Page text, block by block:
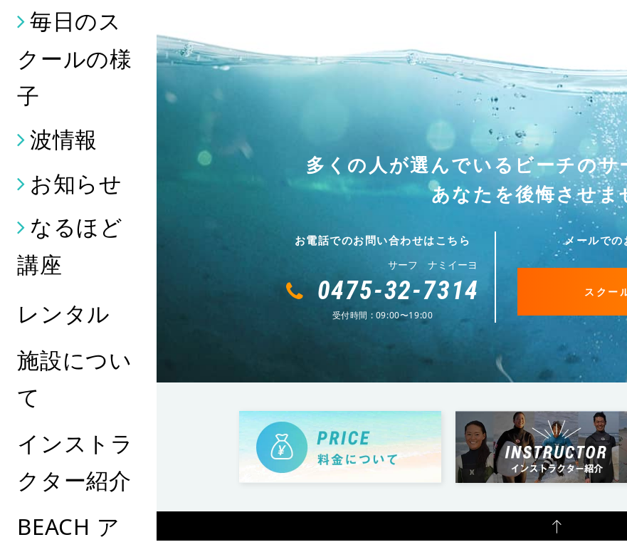
毎日のス
クールの様
子
波情報
お知らせ
なるほど
講座
レンタル
施設につい
て
インストラ
クター紹介
BEACH ア
多くの人が選んでいるビーチのサ
あなたを後悔させま
お電話でのお問い合わせはこちら
サーフ ナミイーヨ
0475-32-7314
受付時間 : 09:00〜19:00
メールでの
スクー